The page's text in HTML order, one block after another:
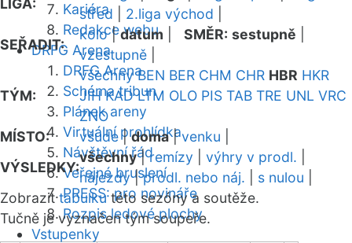
Kariéra
Redakce webu
DRFG Arena
DRFG Arena
Schéma tribun
Plánek areny
Virtuální prohlídka
Návštěvní řád
Veřejné bruslení
PRESS: pro novináře
Rozpis ledové plochy
Vstupenky
LIGA:
střed
2.liga východ
SEŘADIT:
kolo|datum SMĚR: sestupně
vzestupně
TÝM:
všechny BEN BER CHM CHR HBR HKR
JIH KAD LTM OLO PIS TAB TRE UNL VRC
ZNO
MÍSTO:
všude|doma|venku
VÝSLEDKY:
všechny|remízy výhry v prodl.
nájezdy|prodl. nebo náj. s nulou
Zobrazittabulkutéto sezóny a soutěže.
Tučně je vyznačen tým soupeře.